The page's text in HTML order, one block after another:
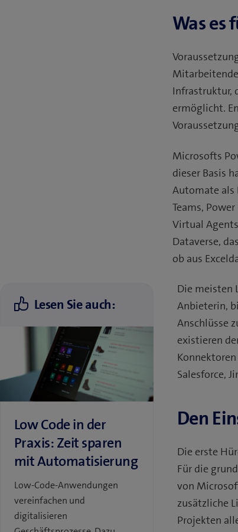
Was es
Infrastruktur,
ermöglicht.
Microsofts
dieser Basis
Automate als
Teams,
Virtual
Dataverse,
ob aus
Lesen Sie auch:
Low Code in der
Praxis: Zeit sparen
mit Automatisierung
Low-Code-Anwendungen
vereinfachen und
digitalisieren
Die meisten
Anbieterin,
Anschlüsse
existieren
Salesforce,
Den
Die erste
Für die
von
zusätzliche
Projekten